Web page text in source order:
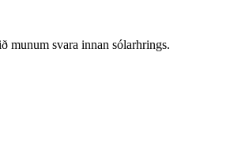
munum svara innan sólarhrings.